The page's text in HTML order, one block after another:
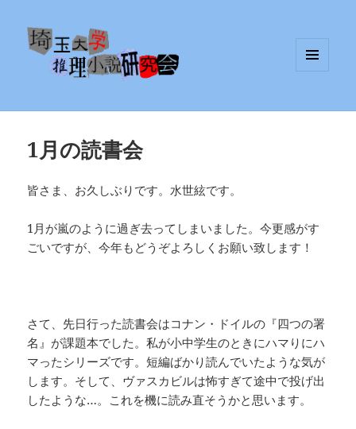
1月の読書会
皆さま、お久しぶりです。水世絃です。
1月が嵐のように過ぎ去ってしまいました。今更感がす
ごいですが、今年もどうぞよろしくお願い致します！
さて、先日行った読書会はコナン・ドイルの『四つの署
名』が課題本でした。私が小中学生のときにハマりにハ
マったシリーズです。短編ばかり読んでいたような気が
します。そして、ヴァスカビルは怖すぎて途中で投げ出
したような…。これを機に読み直そうかと思います。